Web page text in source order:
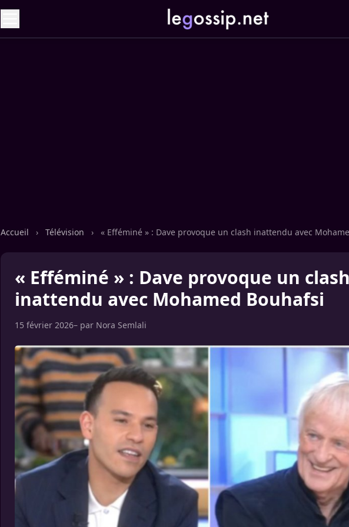
Accueil › Télévision › « Efféminé » : Dave provoque un clash inattendu avec
« Efféminé » : Dave provoque un
inattendu avec Mohamed Bouhafsi
15 février 2026– par Nora Semlali